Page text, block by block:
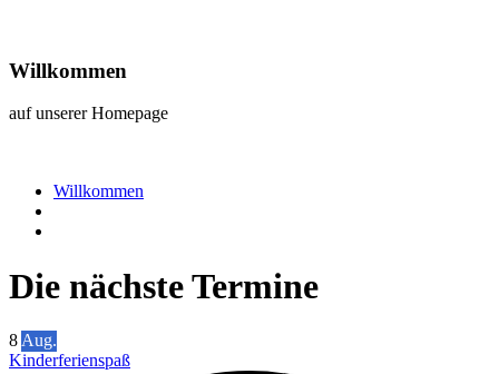
Willkommen
auf unserer Homepage
Willkommen
Die nächste Termine
8 Aug.
Kinderferienspaß